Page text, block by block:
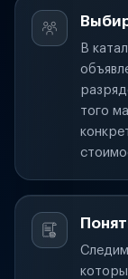
В
того
Следим